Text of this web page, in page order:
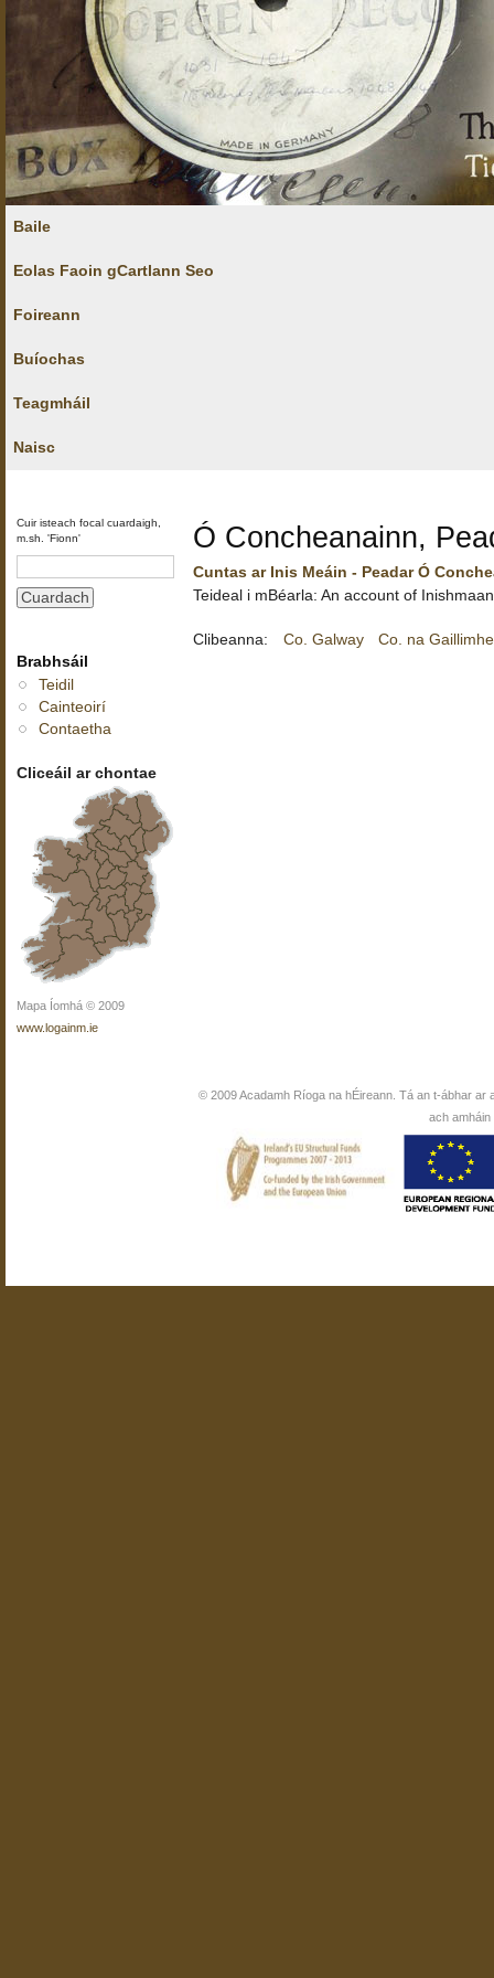
Baile
Eolas Faoin gCartlann Seo
Foireann
Buíochas
Teagmháil
Naisc
Cuir isteach focal cuardaigh,
m.sh. 'Fionn'
Brabhsáil
Teidil
Cainteoirí
Contaetha
Cliceáil ar chontae
Mapa Íomhá © 2009
www.logainm.ie
Ó Concheanainn,
Cuntas ar Inis Meáin - Peadar Ó
Teideal i mBéarla: An account of Inishmaan
Clibeanna: Co. Galway Co. na Gaillimhe
© 2009 Acadamh Ríoga na hÉireann. Tá an t-ábhar ar
ach amháin